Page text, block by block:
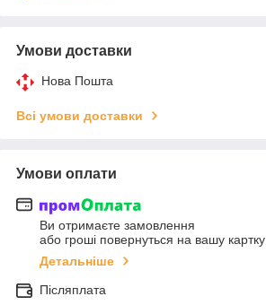
Умови доставки
Нова Пошта
Всі умови доставки
Умови оплати
Ви отримаєте замовлення
або гроші повернуться на вашу картку
Детальніше
Післяплата